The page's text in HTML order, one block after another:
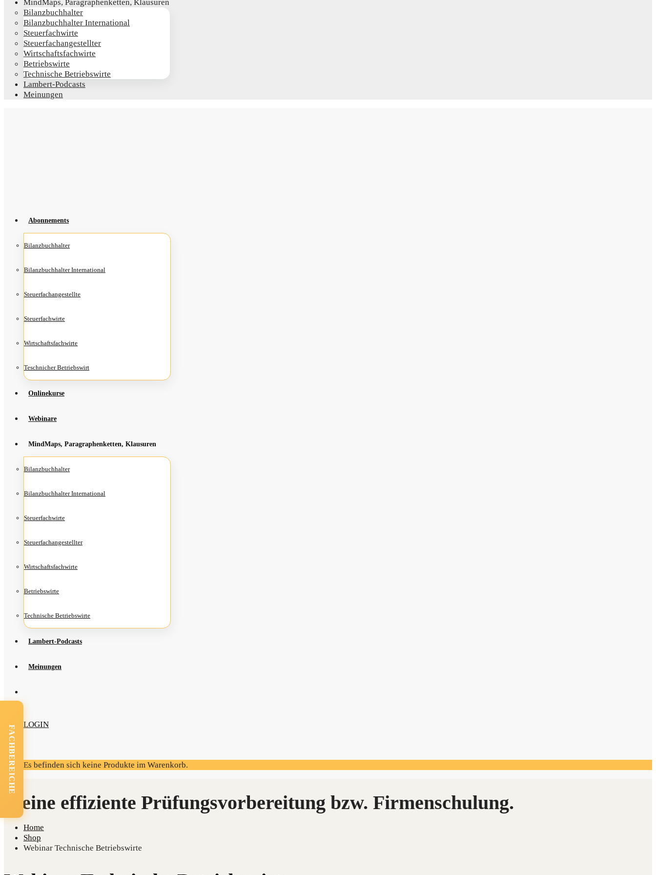
Mind­Maps, Para­gra­phen­ket­ten, Klausuren
Bilanz­buch­hal­ter
Bilanz­buch­hal­ter International
Steu­er­fach­wir­te
Steu­er­fach­an­ge­stell­ter
Wirt­schafts­fach­wir­te
Betriebs­wir­te
Tech­ni­sche Betriebswirte
Lam­­bert-Pod­­casts
Mei­nun­gen
Abon­ne­ments
Bilanz­buch­hal­ter
Bilanz­buch­hal­ter International
Steu­er­fach­an­ge­stell­te
Steu­er­fach­wir­te
Wirt­schafts­fach­wir­te
Teschni­cher Betriebswirt
Online­kur­se
Web­i­na­re
Mind­Maps, Para­gra­phen­ket­ten, Klausuren
Bilanz­buch­hal­ter
Bilanz­buch­hal­ter International
Steu­er­fach­wir­te
Steu­er­fach­an­ge­stell­ter
Wirt­schafts­fach­wir­te
Betriebs­wir­te
Tech­ni­sche Betriebswirte
Lam­­bert-Pod­­casts
Mei­nun­gen
LOGIN
Es befinden sich keine Produkte im Warenkorb.
Home
Shop
Webinar Technische Betriebswirte
FACHBEREICHE